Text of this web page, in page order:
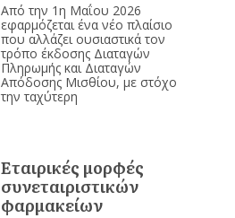
Από την 1η Μαΐου 2026
εφαρμόζεται ένα νέο πλαίσιο
που αλλάζει ουσιαστικά τον
τρόπο έκδοσης Διαταγών
Πληρωμής και Διαταγών
Απόδοσης Μισθίου, με στόχο
την ταχύτερη
Εταιρικές μορφές
συνεταιριστικών
φαρμακείων